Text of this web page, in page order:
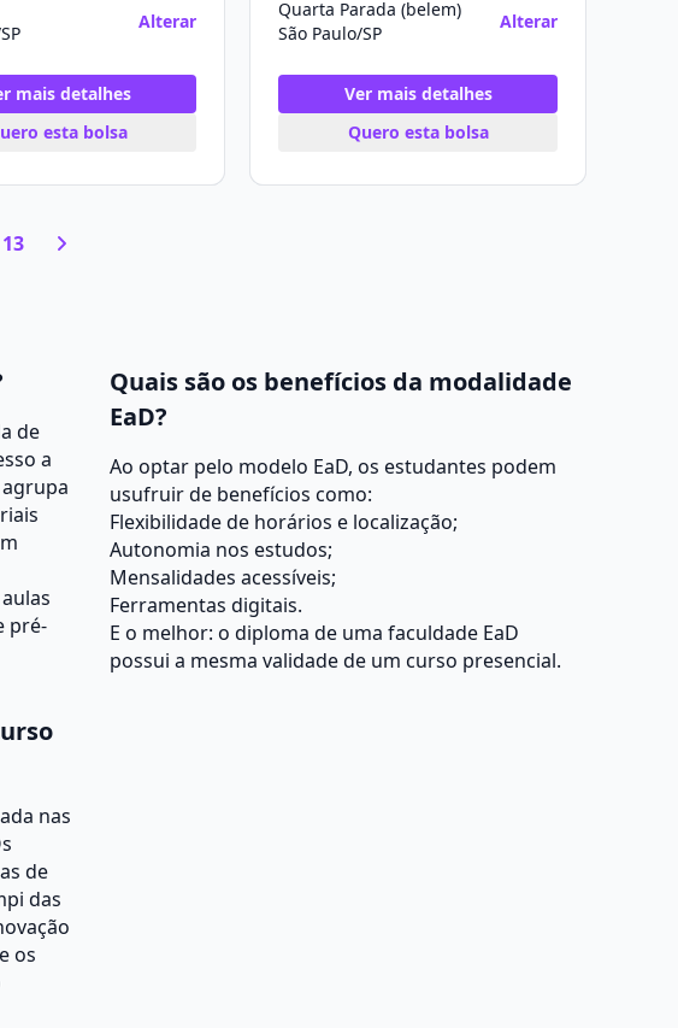
Alterar
mais detalhes
esta bolsa
Quarta Parada (belem)
São Paulo/SP
Alterar
Ver mais detalhes
Quero esta bolsa
13
de
a
pré-
Quais são os benefícios da modalidade
EaD?
Ao optar pelo modelo EaD, os estudantes podem
usufruir de benefícios como:
Flexibilidade de horários e localização;
Autonomia nos estudos;
Mensalidades acessíveis;
Ferramentas digitais.
E o melhor: o diploma de uma faculdade EaD
possui a mesma validade de um curso presencial.
nas
de
das
os